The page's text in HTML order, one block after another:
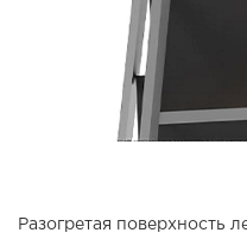
Разогретая поверхность